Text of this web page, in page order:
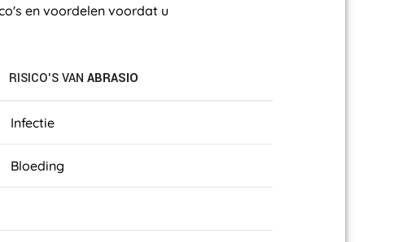
en voordelen voordat u
RISICO'S VAN ABRASIO
Infectie
Bloeding